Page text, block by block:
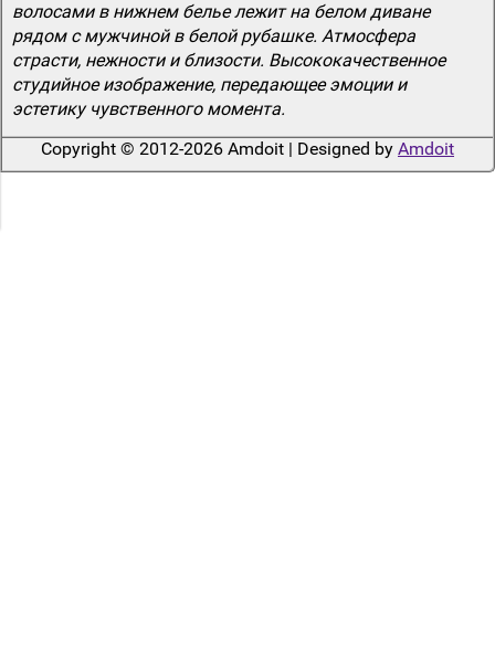
волосами в нижнем белье лежит на белом диване
рядом с мужчиной в белой рубашке. Атмосфера
страсти, нежности и близости. Высококачественное
студийное изображение, передающее эмоции и
эстетику чувственного момента.
Copyright © 2012-2026 Amdoit | Designed by Amdoit